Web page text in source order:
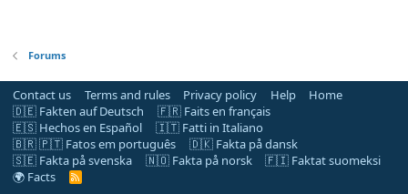
Forums
Contact us Terms and rules Privacy policy Help
Home
🇩🇪 Fakten auf Deutsch
🇫🇷 Faits en français
🇪🇸 Hechos en Español
🇮🇹 Fatti in Italiano
🇧🇷 🇵🇹 Fatos em português
🇩🇰 Fakta på dansk
🇸🇪 Fakta på svenska
🇳🇴 Fakta på norsk
🇫🇮 Faktat suomeksi
🌍 Facts
R